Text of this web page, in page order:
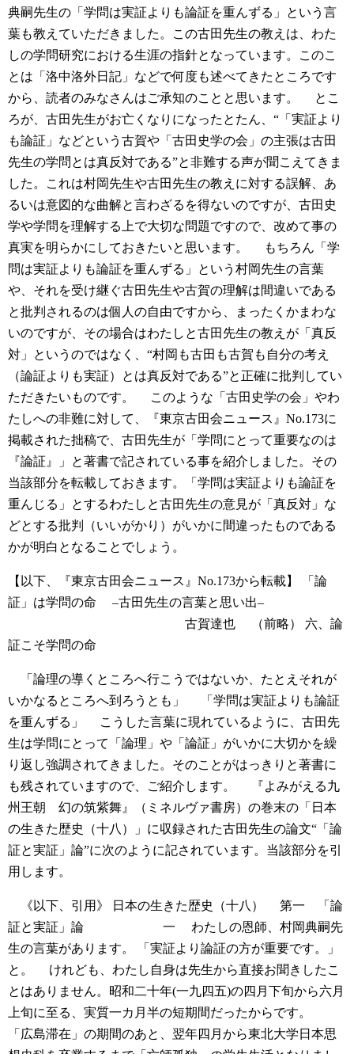
典嗣先生の「学問は実証よりも論証を重んずる」という言
葉も教えていただきました。この古田先生の教えは、わた
しの学問研究における生涯の指針となっています。このこ
とは「洛中洛外日記」などで何度も述べてきたところです
から、読者のみなさんはご承知のことと思います。
とこ
ろが、古田先生がお亡くなりになったとたん、“「実証より
も論証」などという古賀や「古田史学の会」の主張は古田
先生の学問とは真反対である”と非難する声が聞こえてきま
した。これは村岡先生や古田先生の教えに対する誤解、あ
るいは意図的な曲解と言わざるを得ないのですが、古田史
学や学問を理解する上で大切な問題ですので、改めて事の
真実を明らかにしておきたいと思います。
もちろん「学
問は実証よりも論証を重んずる」という村岡先生の言葉
や、それを受け継ぐ古田先生や古賀の理解は間違いである
と批判されるのは個人の自由ですから、まったくかまわな
いのですが、その場合はわたしと古田先生の教えが「真反
対」というのではなく、“村岡も古田も古賀も自分の考え
（論証よりも実証）とは真反対である”と正確に批判してい
ただきたいものです。
このような「古田史学の会」やわ
たしへの非難に対して、『東京古田会ニュース』No.173に
掲載された拙稿で、古田先生が「学問にとって重要なのは
『論証』」と著書で記されている事を紹介しました。その
当該部分を転載しておきます。「学問は実証よりも論証を
重んじる」とするわたしと古田先生の意見が「真反対」な
どとする批判（いいがかり）がいかに間違ったものである
かが明白となることでしょう。
【以下、『東京古田会ニュース』No.173から転載】
「論
証」は学問の命 –古田先生の言葉と思い出–
古賀達也 （前略）
六、論
証こそ学問の命
「論理の導くところへ行こうではないか、たとえそれが
いかなるところへ到ろうとも」
「学問は実証よりも論証
を重んずる」
こうした言葉に現れているように、古田先
生は学問にとって「論理」や「論証」がいかに大切かを繰
り返し強調されてきました。そのことがはっきりと著書に
も残されていますので、ご紹介します。
『よみがえる九
州王朝 幻の筑紫舞』（ミネルヴァ書房）の巻末の「日本
の生きた歴史（十八）」に収録された古田先生の論文“「論
証と実証」論”に次のように記されています。当該部分を引
用します。
《以下、引用》 日本の生きた歴史（十八）
第一 「論
証と実証」論 一 わたしの恩師、村岡典嗣先
生の言葉があります。
「実証より論証の方が重要です。」
と。
けれども、わたし自身は先生から直接お聞きしたこ
とはありません。昭和二十年(一九四五)の四月下旬から六月
上旬に至る、実質一カ月半の短期間だったからです。
「広島滞在」の期間のあと、翌年四月から東北大学日本思